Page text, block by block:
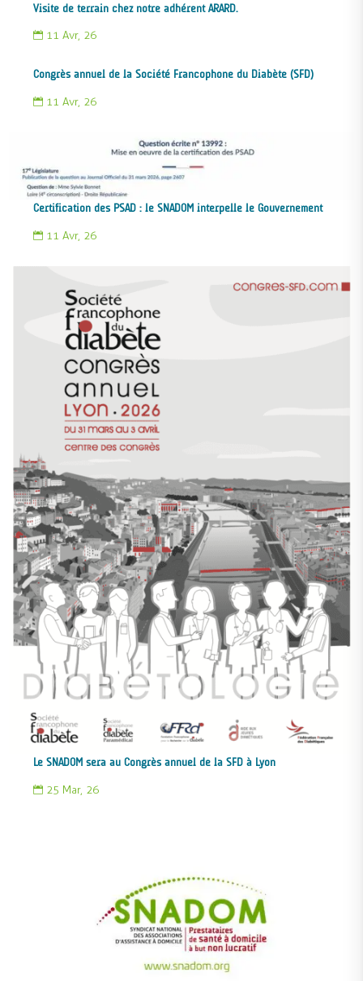
Visite de terrain chez notre adhérent ARARD.
 11 Avr, 26
Congrès annuel de la Société Francophone du Diabète (SFD)
 11 Avr, 26
Certification des PSAD : le SNADOM interpelle le Gouvernement
 11 Avr, 26
Le SNADOM sera au Congrès annuel de la SFD à Lyon
 25 Mar, 26